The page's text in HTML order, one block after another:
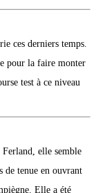
ces derniers temps.
pour la faire monter
test à ce niveau
Ferland, elle semble
de tenue en ouvrant
Elle a été